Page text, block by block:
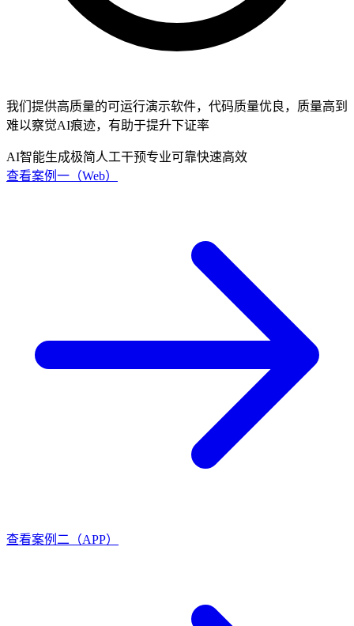
我们提供高质量的可运行演示软件，代码质量优良，质量高到
难以察觉AI痕迹， 有助于提升下证率
AI智能生成极简人工干预专业可靠快速高效
查看案例一（Web）
查看案例二（APP）